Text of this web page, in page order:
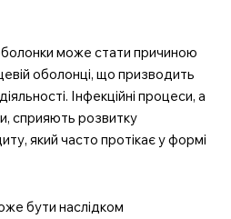
може стати причиною
оболонці, що призводить
Інфекційні процеси, а
сприяють розвитку
який часто протікає у формі
бути наслідком